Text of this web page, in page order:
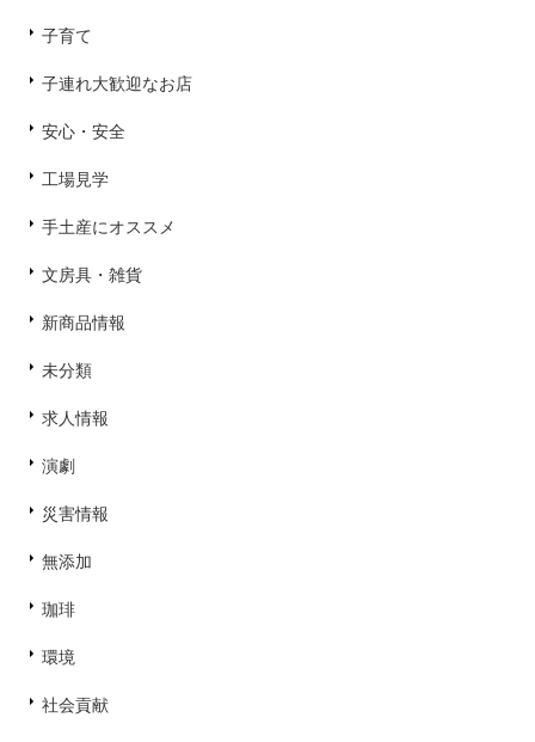
子育て
子連れ大歓迎なお店
安心・安全
工場見学
手土産にオススメ
文房具・雑貨
新商品情報
未分類
求人情報
演劇
災害情報
無添加
珈琲
環境
社会貢献